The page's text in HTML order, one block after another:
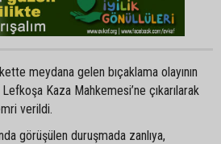
meydana gelen bıçaklama olayının
Kaza Mahkemesi’ne çıkarılarak
verildi.
görüşülen duruşmada zanlıya,